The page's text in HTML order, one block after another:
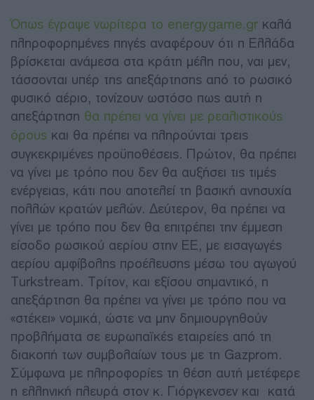
Όπως έγραψε νωρίτερα το energygame.gr καλά
πληροφορημένες πηγές αναφέρουν ότι η Ελλάδα
βρίσκεται ανάμεσα στα κράτη μέλη που, ναι μεν,
τάσσονται υπέρ της απεξάρτησης από το ρωσικό
φυσικό αέριο, τονίζουν ωστόσο πως αυτή η
απεξάρτηση θα πρέπει να γίνει με ρεαλιστικούς
όρους και θα πρέπει να πληρούνται τρεις
συγκεκριμένες προϋποθέσεις. Πρώτον, θα πρέπει
να γίνει με τρόπο που δεν θα αυξήσει τις τιμές
ενέργειας, κάτι που αποτελεί τη βασική ανησυχία
πολλών κρατών μελών. Δεύτερον, θα πρέπει να
γίνει με τρόπο που δεν θα επιτρέπει την έμμεση
είσοδο ρωσικού αερίου στην ΕΕ, με εισαγωγές
αερίου αμφίβολης προέλευσης μέσω του αγωγού
Turkstream. Τρίτον, και εξίσου σημαντικό, η
απεξάρτηση θα πρέπει να γίνει με τρόπο που να
«στέκει» νομικά, ώστε να μην δημιουργηθούν
προβλήματα σε ευρωπαϊκές εταιρείες από τη
διακοπή των συμβολαίων τους με τη Gazprom.
Σύμφωνα με πληροφορίες τη θέση αυτή μετέφερε
η ελληνική πλευρά στον κ. Γιόργκενσεν και κατά